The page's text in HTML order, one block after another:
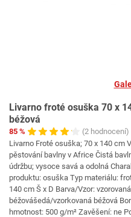
Livarno froté osuška 70 x
béžová
85 %
(2 hodnocení)
Livarno Froté osuška; 70 x 140 cm
pěstování bavlny v Africe Čistá
údržbu; vysoce savá a odolná
produktu: osuška Typ materiálu:
140 cm Š x D Barva/Vzor:
béžovášedá/vzorkovaná béžová
hmotnost: 500 g/m² Zavěšení: ne